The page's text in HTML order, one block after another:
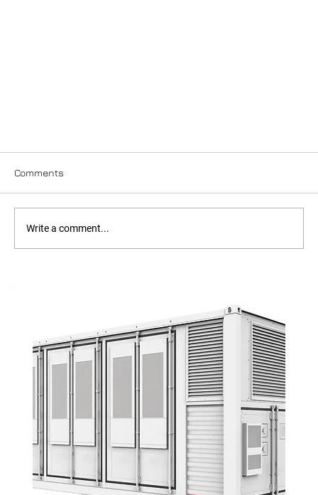
Соларни панели: Што претставува
деградација на ФВ модулите и како влијае на
ефикасноста
Comments
Write a comment...